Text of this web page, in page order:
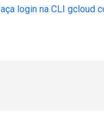
login na CLI gcloud